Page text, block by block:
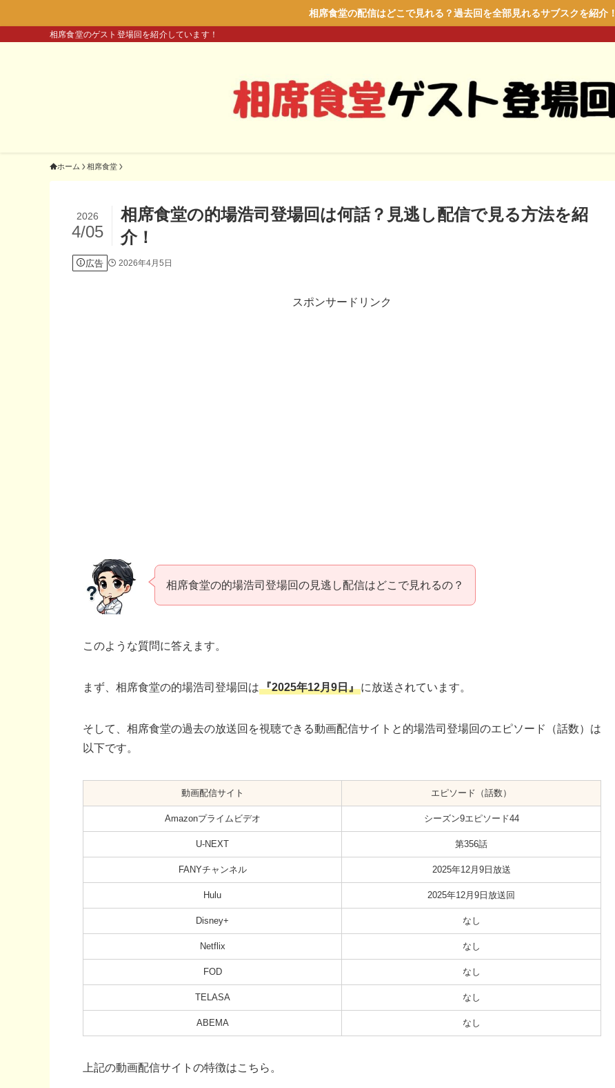
相席食堂の配信はどこで見れる？過去回を全部見れるサブスクを紹介！
相席食堂のゲスト登場回を紹介しています！
ホーム 相席食堂
相席食堂の的場浩司登場回は何話？見逃し配信で見る方法を紹
介！
2026
4/05
広告 2026年4月5日
スポンサードリンク
相席食堂の的場浩司登場回の見逃し配信はどこで見れるの？
このような質問に答えます。
まず、相席食堂の的場浩司登場回は『2025年12月9日』に放送されています。
そして、相席食堂の過去の放送回を視聴できる動画配信サイトと的場浩司登場回のエピソード（話数）は
以下です。
動画配信サイト エピソード（話数）
Amazonプライムビデオ シーズン9エピソード44
U-NEXT 第356話
FANYチャンネル 2025年12月9日放送
Hulu 2025年12月9日放送回
Disney+ なし
Netflix なし
FOD なし
TELASA なし
ABEMA なし
上記の動画配信サイトの特徴はこちら。